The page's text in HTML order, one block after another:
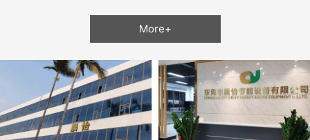
More+